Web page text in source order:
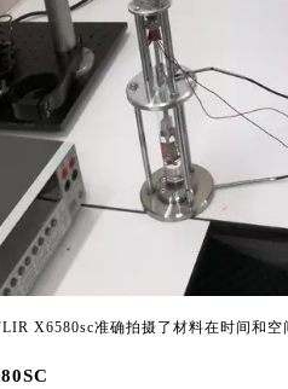
X6580sc准确拍摄了材料在时间和